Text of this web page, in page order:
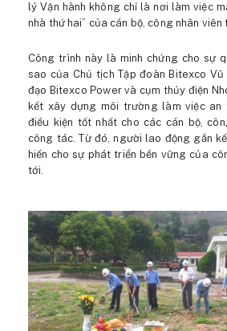
lý Vận hành không chỉ là nơi làm việc
nhà thứ hai” của cán bộ, công nhân viên
Công trình này là minh chứng cho sự
sao của Chủ tịch Tập đoàn Bitexco Vũ
đạo Bitexco Power và cụm thủy điện
kết xây dựng môi trường làm việc an
điều kiện tốt nhất cho các cán bộ,
công tác. Từ đó, người lao động gắn
hiến cho sự phát triển bền vững của
tới.